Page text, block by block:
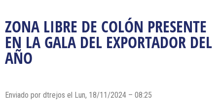
ZONA LIBRE DE COLÓN PRESENTE
EN LA GALA DEL EXPORTADOR DEL
AÑO
Enviado por dtrejos el Lun, 18/11/2024 – 08:25